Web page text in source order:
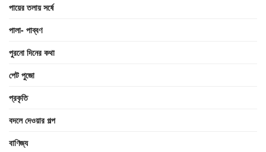
পায়ের তলায় সর্ষে
পালা- পাব্বণ
পুরনো দিনের কথা
পেট পুজো
প্রকৃতি
বদলে দেওয়ার গল্প
বাণিজ্য